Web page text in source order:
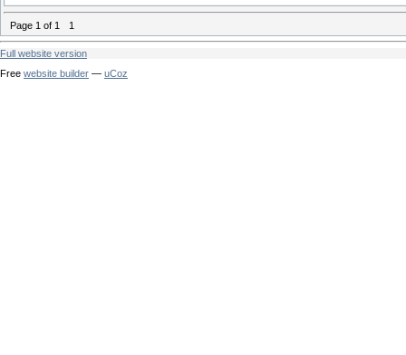
Page 1 of 1 1
Full website version
Free website builder — uCoz